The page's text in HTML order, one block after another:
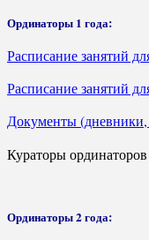
Ординаторы 1 года:
Расписание занятий
Расписание занятий
Документы
Кураторы
Ординаторы 2 года: